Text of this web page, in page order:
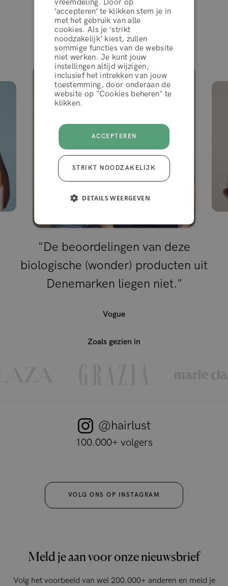
Gezien in
"De beoordelingen van deze
biologische (wonder) producten uit
Denemarken liegen niet."
Vogue
Zoals gezien in
100.000+ volgers
@hairlust
VOLG ONS OP INSTAGRAM
Meld je aan voor onze nieuwsbrief
Volg het voorbeeld van wel 200.000+ anderen en meld je
algemene voorwaarden
WEIGEREN
ACCEPTEER
vreemdeling. Door op
‘accepteren’ te klikken stem je in
met het gebruik van alle
cookies. Als je ‘strikt
noodzakelijk’ kiest, zullen
sommige functies van de website
niet werken. Je kunt jouw
instellingen altijd wijzigen,
inclusief het intrekken van jouw
toestemming, door onderaan de
website op "Cookies beheren" te
klikken.
ACCEPTEREN
STRIKT NOODZAKELIJK
DETAILS WEERGEVEN